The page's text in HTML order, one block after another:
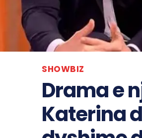
SHOWBIZ
Drama e
Katerina